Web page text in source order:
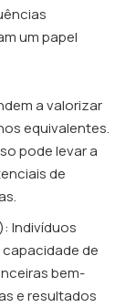
um papel
a valorizar
equivalentes.
pode levar a
de
Indivíduos
de
bem-
e resultados